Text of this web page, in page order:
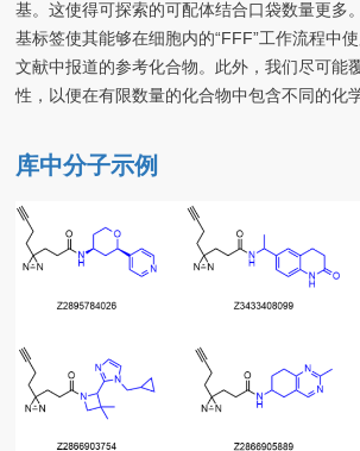
基。这使得可探索的可配体结合口袋数量更多
基标签使其能够在细胞内的“FFF”工作流程中
文献中报道的参考化合物。此外，我们尽可能
性，以便在有限数量的化合物中包含不同的化
库中分子示例